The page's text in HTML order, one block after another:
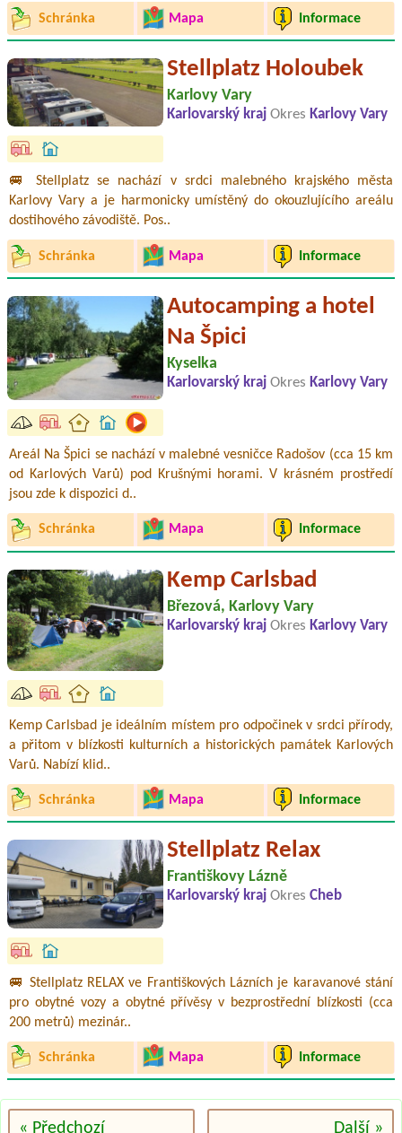
Schránka Mapa Informace
Stellplatz Holoubek
Karlovy Vary
Karlovarský kraj Okres Karlovy Vary
🚐 Stellplatz se nachází v srdci malebného krajského města
Karlovy Vary a je harmonicky umístěný do okouzlujícího areálu
dostihového závodiště. Pos..
Schránka Mapa Informace
Autocamping a hotel
Na Špici
Kyselka
Karlovarský kraj Okres Karlovy Vary
Areál Na Špici se nachází v malebné vesničce Radošov (cca 15 km
od Karlových Varů) pod Krušnými horami. V krásném prostředí
jsou zde k dispozici d..
Schránka Mapa Informace
Kemp Carlsbad
Březová, Karlovy Vary
Karlovarský kraj Okres Karlovy Vary
Kemp Carlsbad je ideálním místem pro odpočinek v srdci přírody,
a přitom v blízkosti kulturních a historických památek Karlových
Varů. Nabízí klid..
Schránka Mapa Informace
Stellplatz Relax
Františkovy Lázně
Karlovarský kraj Okres Cheb
🚐 Stellplatz RELAX ve Františkových Lázních je karavanové stání
pro obytné vozy a obytné přívěsy v bezprostřední blízkosti (cca
200 metrů) mezinár..
Schránka Mapa Informace
« Předchozí Další »